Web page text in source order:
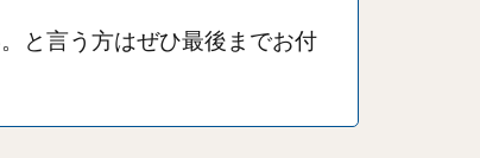
と言う方はぜひ最後までお付